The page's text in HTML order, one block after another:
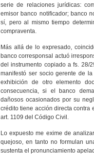
serie de relaciones jurídicas:
emisor banco notificador; banco
sí, pero al mismo tiempo
compraventa.
Más allá de lo expresado,
banco corresponsal actuó
del instrumento copiado a fs. 28/
manifestó ser socio gerente de
exhibición de otro elemento
consecuencia, si el banco
dañosos ocasionados por su
crédito tiene acción directa contra
art. 1109 del Código Civil.
Lo expuesto me exime de
quejoso, en tanto no formulan
sustenta el pronunciamiento